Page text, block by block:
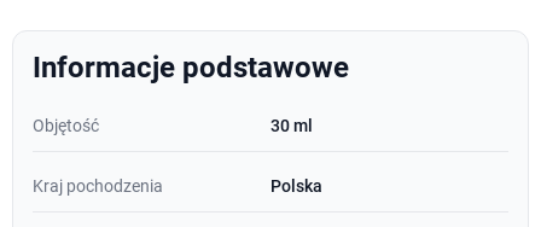
Informacje podstawowe
Objętość 30 ml
Kraj pochodzenia Polska